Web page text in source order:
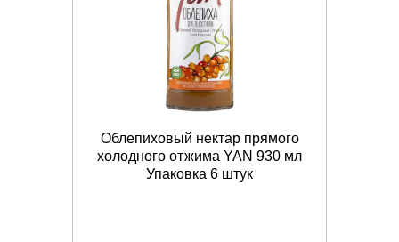
Облепиховый нектар прямого
холодного отжима YAN 930 мл
Упаковка 6 штук